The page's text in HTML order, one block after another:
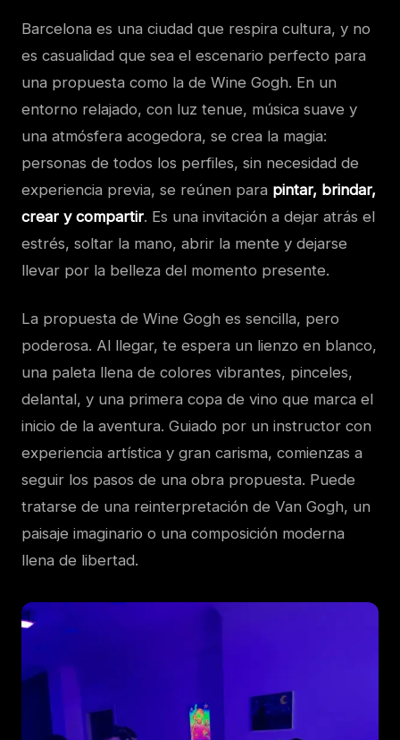
Barcelona es una ciudad que respira cultura, y no
es casualidad que sea el escenario perfecto para
una propuesta como la de Wine Gogh. En un
entorno relajado, con luz tenue, música suave y
una atmósfera acogedora, se crea la magia:
personas de todos los perfiles, sin necesidad de
experiencia previa, se reúnen para pintar, brindar,
crear y compartir. Es una invitación a dejar atrás el
estrés, soltar la mano, abrir la mente y dejarse
llevar por la belleza del momento presente.
La propuesta de Wine Gogh es sencilla, pero
poderosa. Al llegar, te espera un lienzo en blanco,
una paleta llena de colores vibrantes, pinceles,
delantal, y una primera copa de vino que marca el
inicio de la aventura. Guiado por un instructor con
experiencia artística y gran carisma, comienzas a
seguir los pasos de una obra propuesta. Puede
tratarse de una reinterpretación de Van Gogh, un
paisaje imaginario o una composición moderna
llena de libertad.